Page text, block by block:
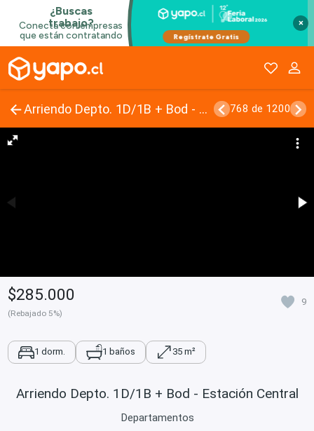
×
Arriendo Depto. 1D/1B + Bod - Estación Central 768 de 1200
$285.000
(Rebajado 5%)
9
1 dorm. 1 baños 35 m²
Arriendo Depto. 1D/1B + Bod - Estación Central
Departamentos